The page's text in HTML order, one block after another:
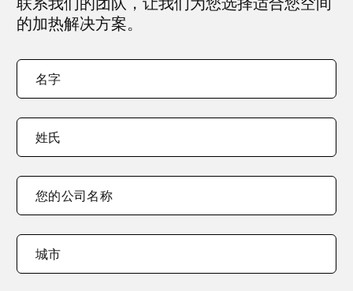
的加热解决方案。
indicates
您
字
名字
姓氏
您的公司名称
您
城市